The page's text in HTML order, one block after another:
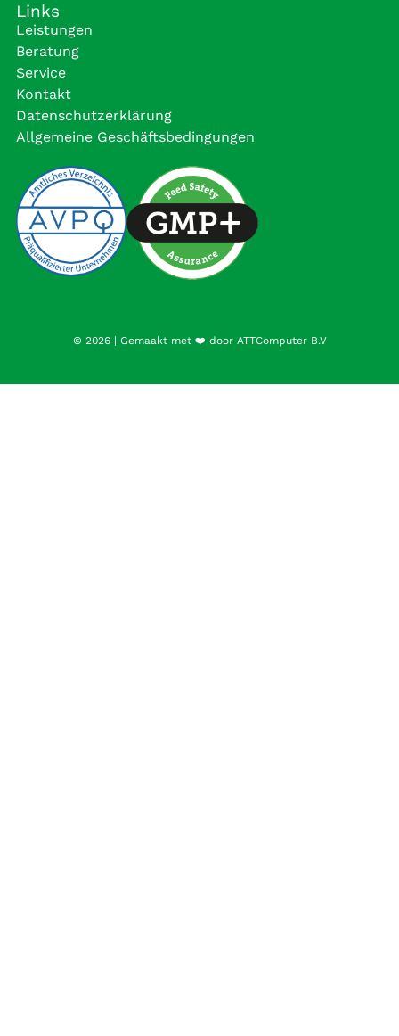
Links
Leistungen
Beratung
Service
Kontakt
Datenschutzerklärung
Allgemeine Geschäftsbedingungen
© 2026 | Gemaakt met ❤️ door ATTComputer B.V